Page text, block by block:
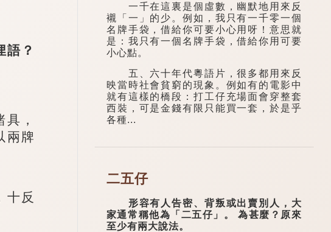
？
，
兩牌
反
一千在這裏是個虛數，幽默地用來反
襯「一」的少。例如，我只有一千零一個
名牌手袋，借給你可要小心用呀！意思就
是：我只有一個名牌手袋，借給你用可要
小心點。
五、六十年代粵語片，很多都用來反
映當時社會貧窮的現象。例如有的電影中
就有這樣的橋段：打工仔充場面會穿整套
西裝，可是金錢有限只能買一套，於是乎
各種...
二五仔
形容有人告密、背叛或出賣別人，大
家通常稱他為「二五仔」。 為甚麼？原來
至少有兩大說法。